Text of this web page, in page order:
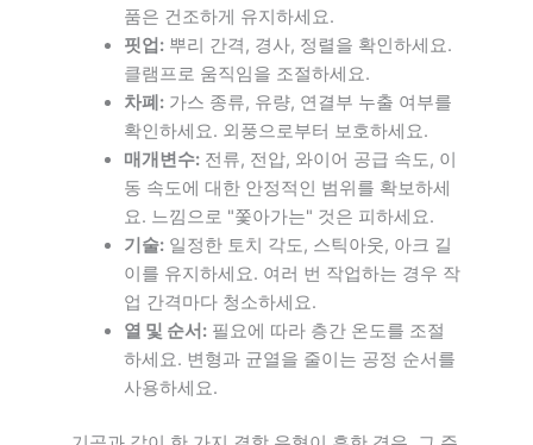
품은 건조하게 유지하세요.
핏업:뿌리 간격, 경사, 정렬을 확인하세요.
클램프로 움직임을 조절하세요.
차폐:가스 종류, 유량, 연결부 누출 여부를
확인하세요. 외풍으로부터 보호하세요.
매개변수:전류, 전압, 와이어 공급 속도, 이
동 속도에 대한 안정적인 범위를 확보하세
요. 느낌으로 "쫓아가는" 것은 피하세요.
기술:일정한 토치 각도, 스틱아웃, 아크 길
이를 유지하세요. 여러 번 작업하는 경우 작
업 간격마다 청소하세요.
열 및 순서:필요에 따라 층간 온도를 조절
하세요. 변형과 균열을 줄이는 공정 순서를
사용하세요.